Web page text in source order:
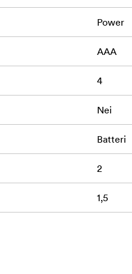
Power
AAA
4
Nei
Batteri
2
1,5